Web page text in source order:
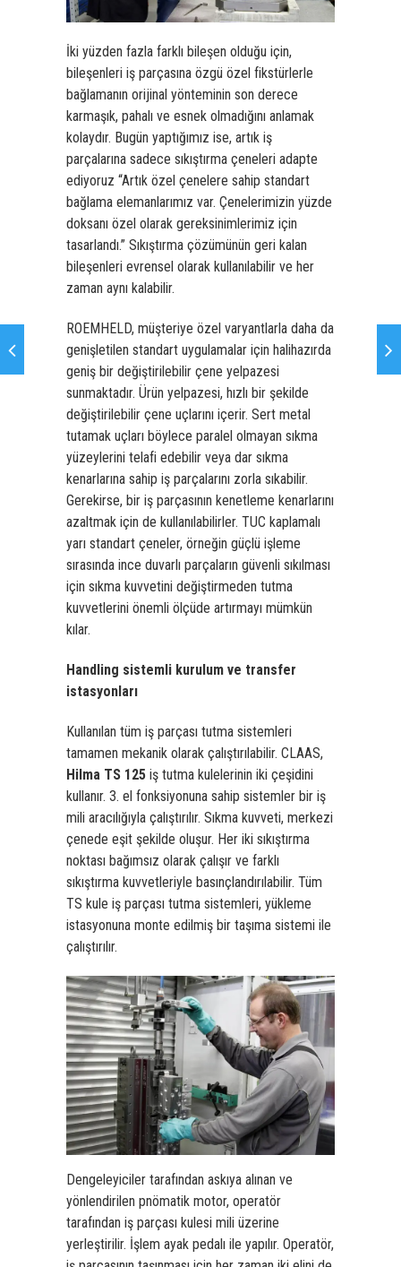
İki yüzden fazla farklı bileşen olduğu için,
bileşenleri iş parçasına özgü özel fikstürlerle
bağlamanın orijinal yönteminin son derece
karmaşık, pahalı ve esnek olmadığını anlamak
kolaydır. Bugün yaptığımız ise, artık iş
parçalarına sadece sıkıştırma çeneleri adapte
ediyoruz “Artık özel çenelere sahip standart
bağlama elemanlarımız var. Çenelerimizin yüzde
doksanı özel olarak gereksinimlerimiz için
tasarlandı.” Sıkıştırma çözümünün geri kalan
bileşenleri evrensel olarak kullanılabilir ve her
zaman aynı kalabilir.
ROEMHELD, müşteriye özel varyantlarla daha da
genişletilen standart uygulamalar için halihazırda
geniş bir değiştirilebilir çene yelpazesi
sunmaktadır. Ürün yelpazesi, hızlı bir şekilde
değiştirilebilir çene uçlarını içerir. Sert metal
tutamak uçları böylece paralel olmayan sıkma
yüzeylerini telafi edebilir veya dar sıkma
kenarlarına sahip iş parçalarını zorla sıkabilir.
Gerekirse, bir iş parçasının kenetleme kenarlarını
azaltmak için de kullanılabilirler. TUC kaplamalı
yarı standart çeneler, örneğin güçlü işleme
sırasında ince duvarlı parçaların güvenli sıkılması
için sıkma kuvvetini değiştirmeden tutma
kuvvetlerini önemli ölçüde artırmayı mümkün
kılar.
Handling sistemli kurulum ve transfer
istasyonları
Kullanılan tüm iş parçası tutma sistemleri
tamamen mekanik olarak çalıştırılabilir. CLAAS,
Hilma TS 125 iş tutma kulelerinin iki çeşidini
kullanır. 3. el fonksiyonuna sahip sistemler bir iş
mili aracılığıyla çalıştırılır. Sıkma kuvveti, merkezi
çenede eşit şekilde oluşur. Her iki sıkıştırma
noktası bağımsız olarak çalışır ve farklı
sıkıştırma kuvvetleriyle basınçlandırılabilir. Tüm
TS kule iş parçası tutma sistemleri, yükleme
istasyonuna monte edilmiş bir taşıma sistemi ile
çalıştırılır.
Dengeleyiciler tarafından askıya alınan ve
yönlendirilen pnömatik motor, operatör
tarafından iş parçası kulesi mili üzerine
yerleştirilir. İşlem ayak pedalı ile yapılır. Operatör,